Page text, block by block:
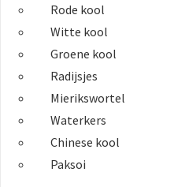
Rode kool
Witte kool
Groene kool
Radijsjes
Mierikswortel
Waterkers
Chinese kool
Paksoi